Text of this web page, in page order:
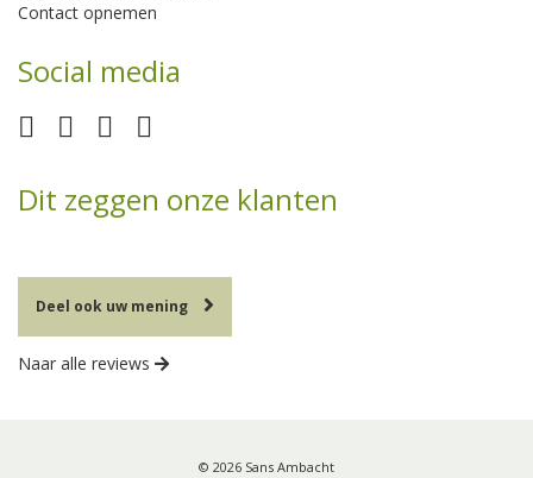
Contact opnemen
Social media
Dit zeggen onze klanten
Deel ook uw mening
Naar alle reviews
© 2026 Sans Ambacht